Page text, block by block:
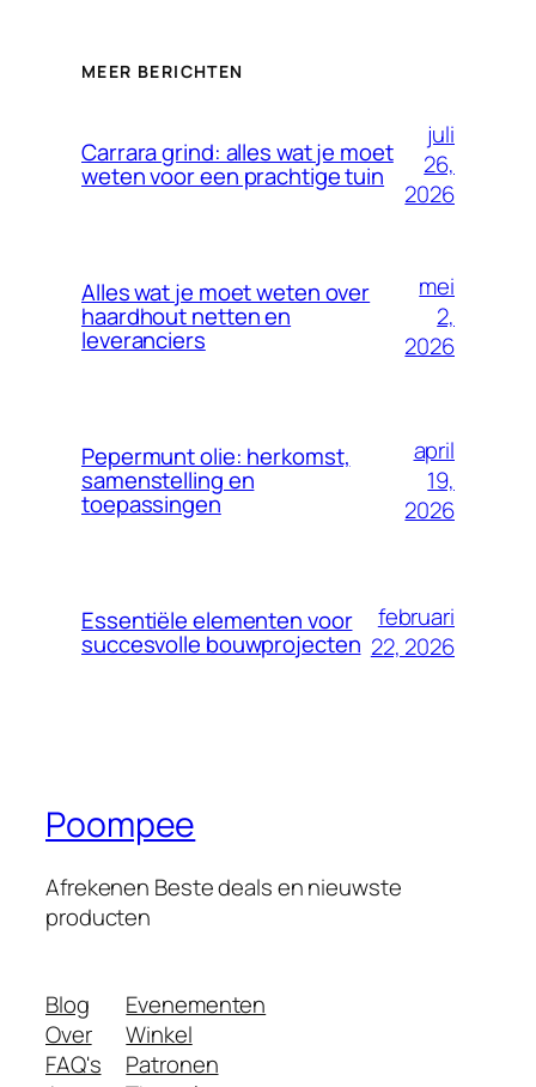
MEER BERICHTEN
Carrara grind: alles wat je moet
weten voor een prachtige tuin
juli
26,
2026
Alles wat je moet weten over
haardhout netten en
leveranciers
mei
2,
2026
Pepermunt olie: herkomst,
samenstelling en
toepassingen
april
19,
2026
Essentiële elementen voor
succesvolle bouwprojecten
februari
22, 2026
Poompee
Afrekenen Beste deals en nieuwste
producten
Blog
Over
FAQ's
Evenementen
Winkel
Patronen